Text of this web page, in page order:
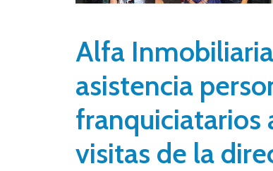
Alfa
asistencia
franquiciatarios
visitas de la